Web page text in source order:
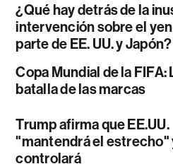
¿Qué hay detrás de la
intervención sobre el
parte de EE. UU. y Japón?
Copa Mundial de la FIFA:
batalla de las marcas
Trump afirma que EE.UU.
"mantendrá el estrecho"
controlará